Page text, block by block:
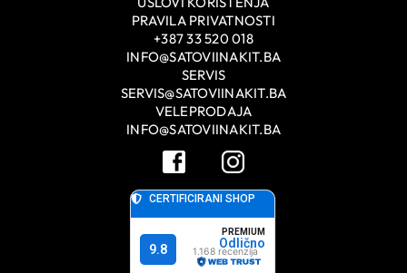
PRAVILA PRIVATNOSTI
+387 33 520 018
INFO@SATOVIINAKIT.BA
SERVIS
SERVIS@SATOVIINAKIT.BA
VELEPRODAJA
INFO@SATOVIINAKIT.BA